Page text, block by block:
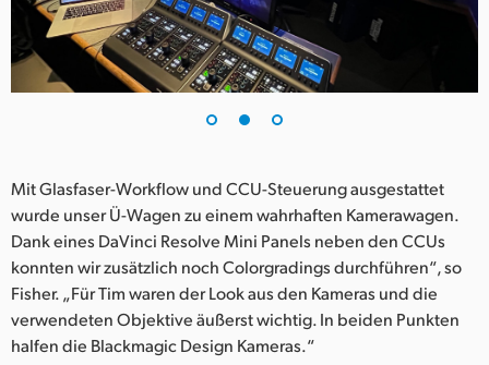
Mit Glasfaser-Workflow und CCU-Steuerung ausgestattet
wurde unser Ü-Wagen zu einem wahrhaften Kamerawagen.
Dank eines DaVinci Resolve Mini Panels neben den CCUs
konnten wir zusätzlich noch Colorgradings durchführen“, so
Fisher. „Für Tim waren der Look aus den Kameras und die
verwendeten Objektive äußerst wichtig. In beiden Punkten
halfen die Blackmagic Design Kameras.“